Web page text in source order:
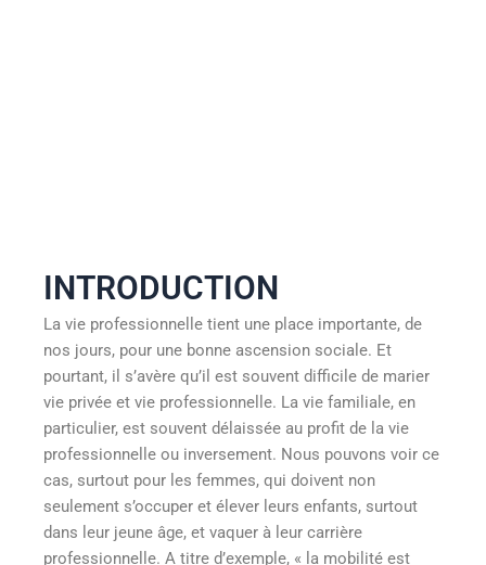
INTRODUCTION
La vie professionnelle tient une place importante, de
nos jours, pour une bonne ascension sociale. Et
pourtant, il s’avère qu’il est souvent difficile de marier
vie privée et vie professionnelle. La vie familiale, en
particulier, est souvent délaissée au profit de la vie
professionnelle ou inversement. Nous pouvons voir ce
cas, surtout pour les femmes, qui doivent non
seulement s’occuper et élever leurs enfants, surtout
dans leur jeune âge, et vaquer à leur carrière
professionnelle. A titre d’exemple, « la mobilité est